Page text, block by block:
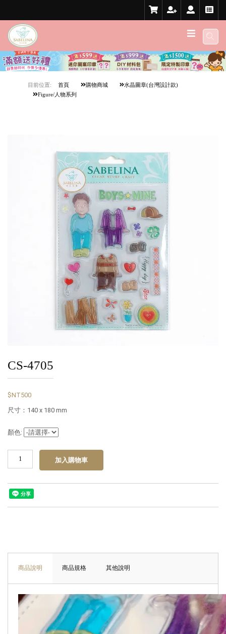
目前位置: 首頁 購物商城
水晶圖章(台灣設計款)
Figure/人物系列
CS-4705
$NT500
尺寸：140 x 180 mm
顏色:
商品說明 商品規格 其他說明